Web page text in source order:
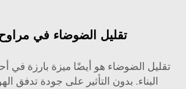
تقليل الضوضاء في مراوح
تقليل الضوضاء هو أيضًا ميزة بارزة في
البناء. بدون التأثير على جودة تدفق